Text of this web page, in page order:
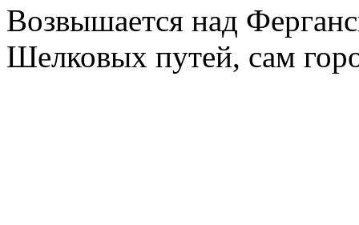
Возвышается над
Шелковых путей, сам